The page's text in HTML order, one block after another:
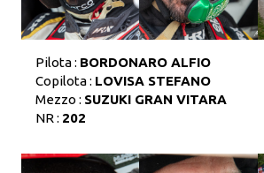
Pilota : BORDONARO ALFIO
Copilota : LOVISA STEFANO
Mezzo : SUZUKI GRAN VITARA
NR : 202